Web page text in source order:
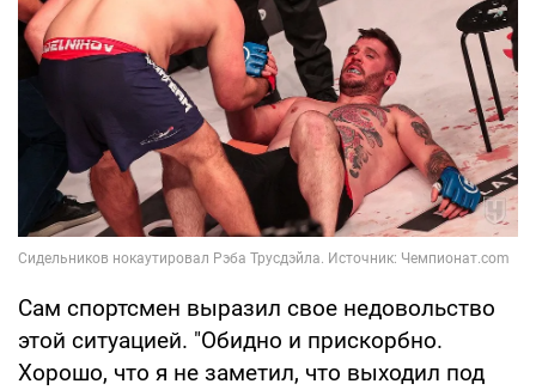
Сам спортсмен выразил свое недовольство
этой ситуацией. "Обидно и прискорбно.
Хорошо, что я не заметил, что выходил под